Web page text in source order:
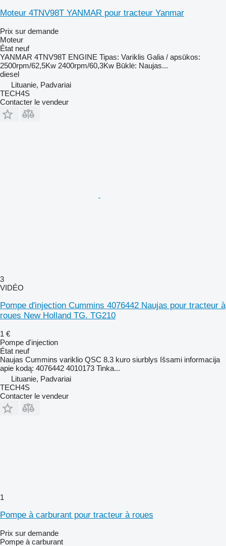
Moteur 4TNV98T YANMAR pour tracteur Yanmar
Prix sur demande
Moteur
État neuf
YANMAR 4TNV98T ENGINE Tipas: Variklis Galia / apsūkos:
2500rpm/62,5Kw 2400rpm/60,3Kw Būklė: Naujas...
diesel
Lituanie, Padvariai
TECH4S
Contacter le vendeur
3
VIDÉO
Pompe d'injection Cummins 4076442 Naujas pour tracteur à
roues New Holland TG. TG210
1 €
Pompe d'injection
État neuf
Naujas Cummins variklio QSC 8.3 kuro siurblys Išsami informacija
apie kodą: 4076442 4010173 Tinka...
Lituanie, Padvariai
TECH4S
Contacter le vendeur
1
Pompe à carburant pour tracteur à roues
Prix sur demande
Pompe à carburant